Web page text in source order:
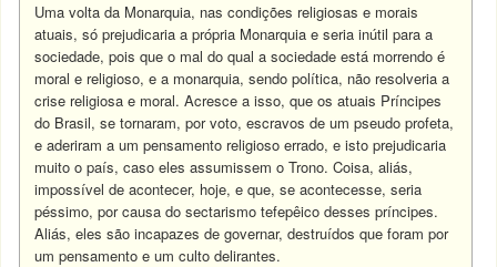
Uma volta da Monarquia, nas condições religiosas e morais
atuais, só prejudicaria a própria Monarquia e seria inútil para a
sociedade, pois que o mal do qual a sociedade está morrendo é
moral e religioso, e a monarquia, sendo política, não resolveria a
crise religiosa e moral. Acresce a isso, que os atuais Príncipes
do Brasil, se tornaram, por voto, escravos de um pseudo profeta,
e aderiram a um pensamento religioso errado, e isto prejudicaria
muito o país, caso eles assumissem o Trono. Coisa, aliás,
impossível de acontecer, hoje, e que, se acontecesse, seria
péssimo, por causa do sectarismo tefepêico desses príncipes.
Aliás, eles são incapazes de governar, destruídos que foram por
um pensamento e um culto delirantes.